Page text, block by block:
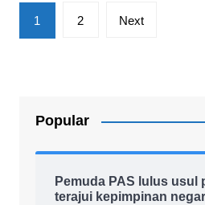
Posts
pagination
1 2 Next
Popular
Pemuda PAS lulus usul
terajui kepimpinan